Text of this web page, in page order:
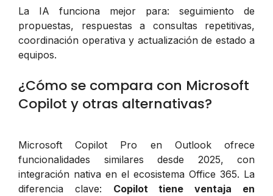
La IA funciona mejor para: seguimiento de
propuestas, respuestas a consultas repetitivas,
coordinación operativa y actualización de estado a
equipos.
¿Cómo se compara con Microsoft
Copilot y otras alternativas?
Microsoft Copilot Pro en Outlook ofrece
funcionalidades similares desde 2025, con
integración nativa en el ecosistema Office 365. La
diferencia clave: Copilot tiene ventaja en